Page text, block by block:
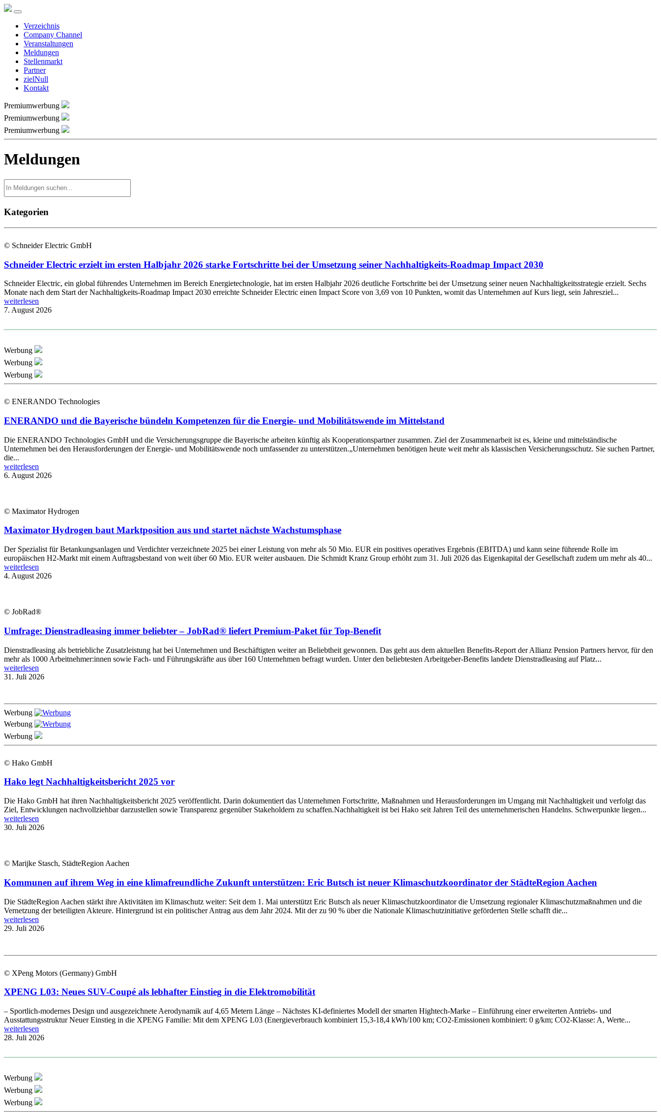
Verzeichnis
Company Channel
Veranstaltungen
Meldungen
Stellenmarkt
Partner
zielNull
Kontakt
Premiumwerbung
Premiumwerbung
Premiumwerbung
Meldungen
Kategorien
© Schneider Electric GmbH
Schneider Electric erzielt im ersten Halbjahr 2026 starke Fortschritte bei der Umsetzung seiner Nachhaltigkeits-Roadmap Impact 2030
Schneider Electric, ein global führendes Unternehmen im Bereich Energietechnologie, hat im ersten Halbjahr 2026 deutliche Fortschritte bei der Umsetzung seiner neuen Nachhaltigkeitsstrategie erzielt. Sechs
Monate nach dem Start der Nachhaltigkeits-Roadmap Impact 2030 erreichte Schneider Electric einen Impact Score von 3,69 von 10 Punkten, womit das Unternehmen auf Kurs liegt, sein Jahresziel...
weiterlesen
7. August 2026
Werbung
Werbung
Werbung
© ENERANDO Technologies
ENERANDO und die Bayerische bündeln Kompetenzen für die Energie- und Mobilitätswende im Mittelstand
Die ENERANDO Technologies GmbH und die Versicherungsgruppe die Bayerische arbeiten künftig als Kooperationspartner zusammen. Ziel der Zusammenarbeit ist es, kleine und mittelständische
Unternehmen bei den Herausforderungen der Energie- und Mobilitätswende noch umfassender zu unterstützen.„Unternehmen benötigen heute weit mehr als klassischen Versicherungsschutz. Sie suchen Partner,
die...
weiterlesen
6. August 2026
© Maximator Hydrogen
Maximator Hydrogen baut Marktposition aus und startet nächste Wachstumsphase
Der Spezialist für Betankungsanlagen und Verdichter verzeichnete 2025 bei einer Leistung von mehr als 50 Mio. EUR ein positives operatives Ergebnis (EBITDA) und kann seine führende Rolle im
europäischen H2-Markt mit einem Auftragsbestand von weit über 60 Mio. EUR weiter ausbauen. Die Schmidt Kranz Group erhöht zum 31. Juli 2026 das Eigenkapital der Gesellschaft zudem um mehr als 40...
weiterlesen
4. August 2026
© JobRad®
Umfrage: Dienstradleasing immer beliebter – JobRad® liefert Premium-Paket für Top-Benefit
Dienstradleasing als betriebliche Zusatzleistung hat bei Unternehmen und Beschäftigten weiter an Beliebtheit gewonnen. Das geht aus dem aktuellen Benefits-Report der Allianz Pension Partners hervor, für den
mehr als 1000 Arbeitnehmer:innen sowie Fach- und Führungskräfte aus über 160 Unternehmen befragt wurden. Unter den beliebtesten Arbeitgeber-Benefits landete Dienstradleasing auf Platz...
weiterlesen
31. Juli 2026
Werbung
Werbung
Werbung
© Hako GmbH
Hako legt Nachhaltigkeitsbericht 2025 vor
Die Hako GmbH hat ihren Nachhaltigkeitsbericht 2025 veröffentlicht. Darin dokumentiert das Unternehmen Fortschritte, Maßnahmen und Herausforderungen im Umgang mit Nachhaltigkeit und verfolgt das
Ziel, Entwicklungen nachvollziehbar darzustellen sowie Transparenz gegenüber Stakeholdern zu schaffen.Nachhaltigkeit ist bei Hako seit Jahren Teil des unternehmerischen Handelns. Schwerpunkte liegen...
weiterlesen
30. Juli 2026
© Marijke Stasch, StädteRegion Aachen
Kommunen auf ihrem Weg in eine klimafreundliche Zukunft unterstützen: Eric Butsch ist neuer Klimaschutzkoordinator der StädteRegion Aachen
Die StädteRegion Aachen stärkt ihre Aktivitäten im Klimaschutz weiter: Seit dem 1. Mai unterstützt Eric Butsch als neuer Klimaschutzkoordinator die Umsetzung regionaler Klimaschutzmaßnahmen und die
Vernetzung der beteiligten Akteure. Hintergrund ist ein politischer Antrag aus dem Jahr 2024. Mit der zu 90 % über die Nationale Klimaschutzinitiative geförderten Stelle schafft die...
weiterlesen
29. Juli 2026
© XPeng Motors (Germany) GmbH
XPENG L03: Neues SUV-Coupé als lebhafter Einstieg in die Elektromobilität
– Sportlich-modernes Design und ausgezeichnete Aerodynamik auf 4,65 Metern Länge – Nächstes KI-definiertes Modell der smarten Hightech-Marke – Einführung einer erweiterten Antriebs- und
Ausstattungsstruktur Neuer Einstieg in die XPENG Familie: Mit dem XPENG L03 (Energieverbrauch kombiniert 15,3-18,4 kWh/100 km; CO2-Emissionen kombiniert: 0 g/km; CO2-Klasse: A, Werte...
weiterlesen
28. Juli 2026
Werbung
Werbung
Werbung